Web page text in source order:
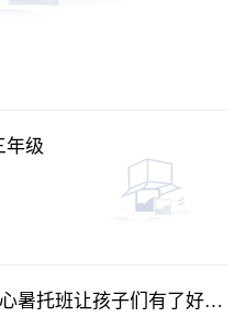
年级
暑托班让孩子们有了好